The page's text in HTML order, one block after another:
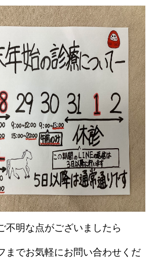
不明な点がございましたら
までお気軽にお問い合わせくだ